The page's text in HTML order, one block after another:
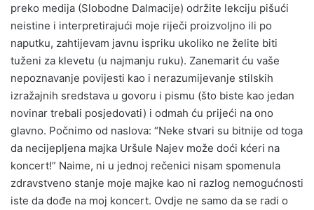
preko medija (Slobodne Dalmacije) održite lekciju pišući
neistine i interpretirajući moje riječi proizvoljno ili po
naputku, zahtijevam javnu ispriku ukoliko ne želite biti
tuženi za klevetu (u najmanju ruku). Zanemarit ću vaše
nepoznavanje povijesti kao i nerazumijevanje stilskih
izražajnih sredstava u govoru i pismu (što biste kao jedan
novinar trebali posjedovati) i odmah ću prijeći na ono
glavno. Počnimo od naslova: “Neke stvari su bitnije od toga
da necijepljena majka Uršule Najev može doći kćeri na
koncert!” Naime, ni u jednoj rečenici nisam spomenula
zdravstveno stanje moje majke kao ni razlog nemogućnosti
iste da dođe na moj koncert. Ovdje ne samo da se radi o